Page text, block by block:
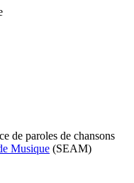
de paroles de chansons
Musique (SEAM)